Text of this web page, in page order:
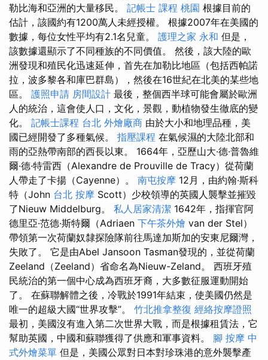
勒比海和亞洲的大量移民。 記帳士 課程 桃園 根據目前的
估計，該國約有1200萬人未經授權。 根據2007年在美國的
數據，每位女性平均有2.1名兒童。 護理之家 永和 但是，
該數據還顯示了不同種族的不同價值。 然後，該大陸的歐
洲發現和殖民化迅速延伸，首先在加勒比地區（包括西帕諾
拉，波多黎各和庫巴群島），然後在16世紀在北美的某些地
區。 護照申請 房間設計 最後，整個西半球可能會屬於歐洲
人的統治，這會使人口，文化，景觀，動植物發生徹底的變
化。 記帳士課程 台北 外燴廠商 由於大小和地理品種，美
國已經開發了多種氣候。 指壓課程 在氣候濕的大陸北部和
雨的亞熱帶南部的西長以東。 1664年，亞歷山大·德·普魯維
爾·德·特雷西（Alexandre de Prouville de Tracy）從荷蘭
人帶走了卡揚（Cayenne）。 南屯按摩 12月，由約翰·斯科
特（John 台北 按摩 Scott）少校領導的英國人襲擊並摧毀
了Nieuw Middelburg。 私人居家清潔 1642年，指揮官阿
德里亞·范德·斯特爾（Adriaen 下午茶外燴 van der Stel）
帶領第一次荷蘭奴隸探險隊前往馬達加斯加的安東尼爾灣，
失敗了。 它是由Abel Jansoon Tasman發現的，並從荷蘭
Zeeland（Zeeland）省命名為Nieuw-Zeland。 西班牙殖
民統治的第一個中心成為西班牙裔，大多數征服運動開始
了。 在蘇聯解體之後，冷戰於1991年結束，使美國仍然是
唯一的超級大國“世界攻擊”。 竹北推拿整復 經絡按摩證照
最初，美國沒有進入第二次世界大戰，而是根據租賃法，它
幫助英國，中國和蘇聯獲得了供應和軍事資料。 腳 按摩 中
式外燴菜單 但是，美國公眾對日本對珍珠港的意外襲擊產